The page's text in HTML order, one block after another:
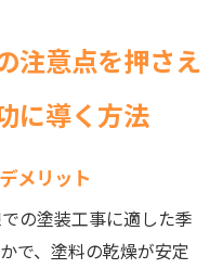
注意点を押さえ
に導く方法
メリット
の塗装工事に適した季
で、塗料の乾燥が安定